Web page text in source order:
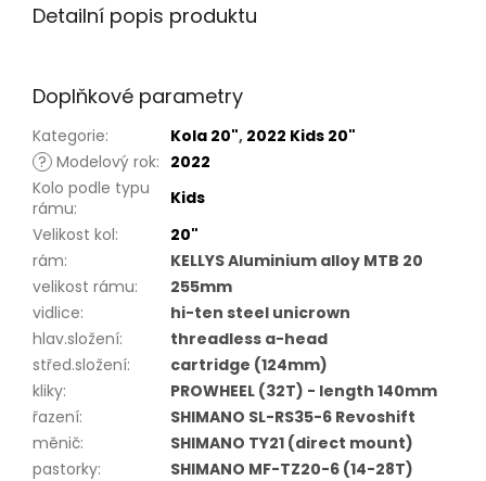
Detailní popis produktu
Doplňkové parametry
Kategorie: Kola 20", 2022 Kids 20"
? Modelový rok: 2022
Kolo podle typu
rámu:
Kids
Velikost kol:
20"
rám:
KELLYS Aluminium alloy MTB 20
velikost rámu:
255mm
vidlice:
hi-ten steel unicrown
hlav.složení:
threadless a-head
střed.složení:
cartridge (124mm)
kliky:
PROWHEEL (32T) - length 140mm
řazení:
SHIMANO SL-RS35-6 Revoshift
měnič:
SHIMANO TY21 (direct mount)
pastorky:
SHIMANO MF-TZ20-6 (14-28T)